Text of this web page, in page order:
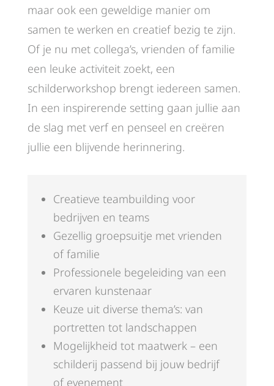
maar ook een geweldige manier om
samen te werken en creatief bezig te zijn.
Of je nu met collega’s, vrienden of familie
een leuke activiteit zoekt, een
schilderworkshop brengt iedereen samen.
In een inspirerende setting gaan jullie aan
de slag met verf en penseel en creëren
jullie een blijvende herinnering.
Creatieve teambuilding voor
bedrijven en teams
Gezellig groepsuitje met vrienden
of familie
Professionele begeleiding van een
ervaren kunstenaar
Keuze uit diverse thema’s: van
portretten tot landschappen
Mogelijkheid tot maatwerk – een
schilderij passend bij jouw bedrijf
of evenement